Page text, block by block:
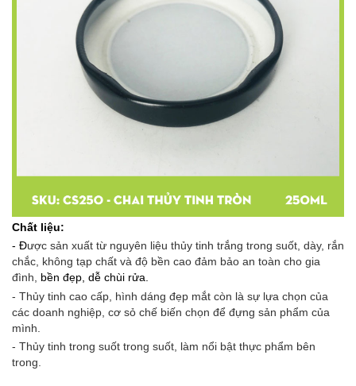
Chất liệu:
- Được sản xuất từ nguyên liệu thủy tinh trắng trong suốt, dày, rắn
chắc, không tạp chất và độ bền cao đảm bảo an toàn cho gia
đình, bền đẹp, dễ chùi rửa.
- Thủy tinh cao cấp, hình dáng đẹp mắt còn là sự lựa chọn của
các doanh nghiệp, cơ sỏ chế biến chọn để đựng sản phẩm của
mình.
- Thủy tinh trong suốt trong suốt, làm nổi bật thực phẩm bên
trong.